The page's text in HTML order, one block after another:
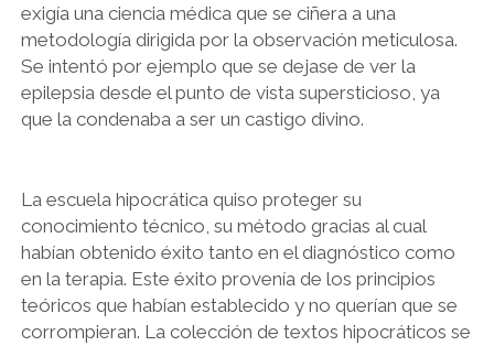
exigía una ciencia médica que se ciñera a una
metodología dirigida por la observación meticulosa.
Se intentó por ejemplo que se dejase de ver la
epilepsia desde el punto de vista supersticioso, ya
que la condenaba a ser un castigo divino.
La escuela hipocrática quiso proteger su
conocimiento técnico, su método gracias al cual
habían obtenido éxito tanto en el diagnóstico como
en la terapia. Este éxito provenía de los principios
teóricos que habían establecido y no querían que se
corrompieran. La colección de textos hipocráticos se